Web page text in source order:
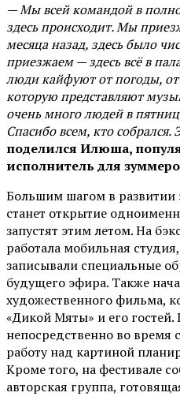
— Мы всей командой в
здесь происходит. Мы
месяца назад, здесь было
приезжаем — здесь всё в
люди кайфуют от погоды,
которую представляют
очень много людей в
Спасибо всем, кто
поделился Илюша,
исполнитель для
Большим шагом в
станет открытие
запустят этим летом. На
работала мобильная
записывали специальные
будущего эфира. Также
художественного фильма,
«Дикой Мяты» и его
непосредственно во время
работу над картиной
Кроме того, на фестивале
авторская группа,